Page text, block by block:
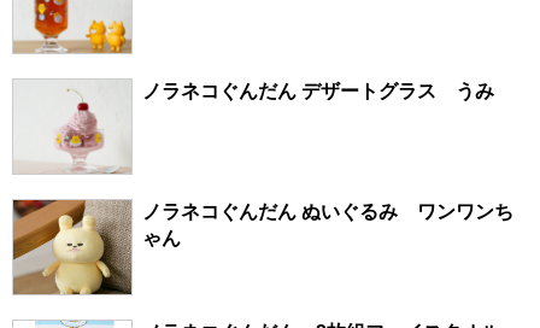
ノラネコぐんだん デザートグラス うみ
ノラネコぐんだん ぬいぐるみ ワンワンち
ゃん